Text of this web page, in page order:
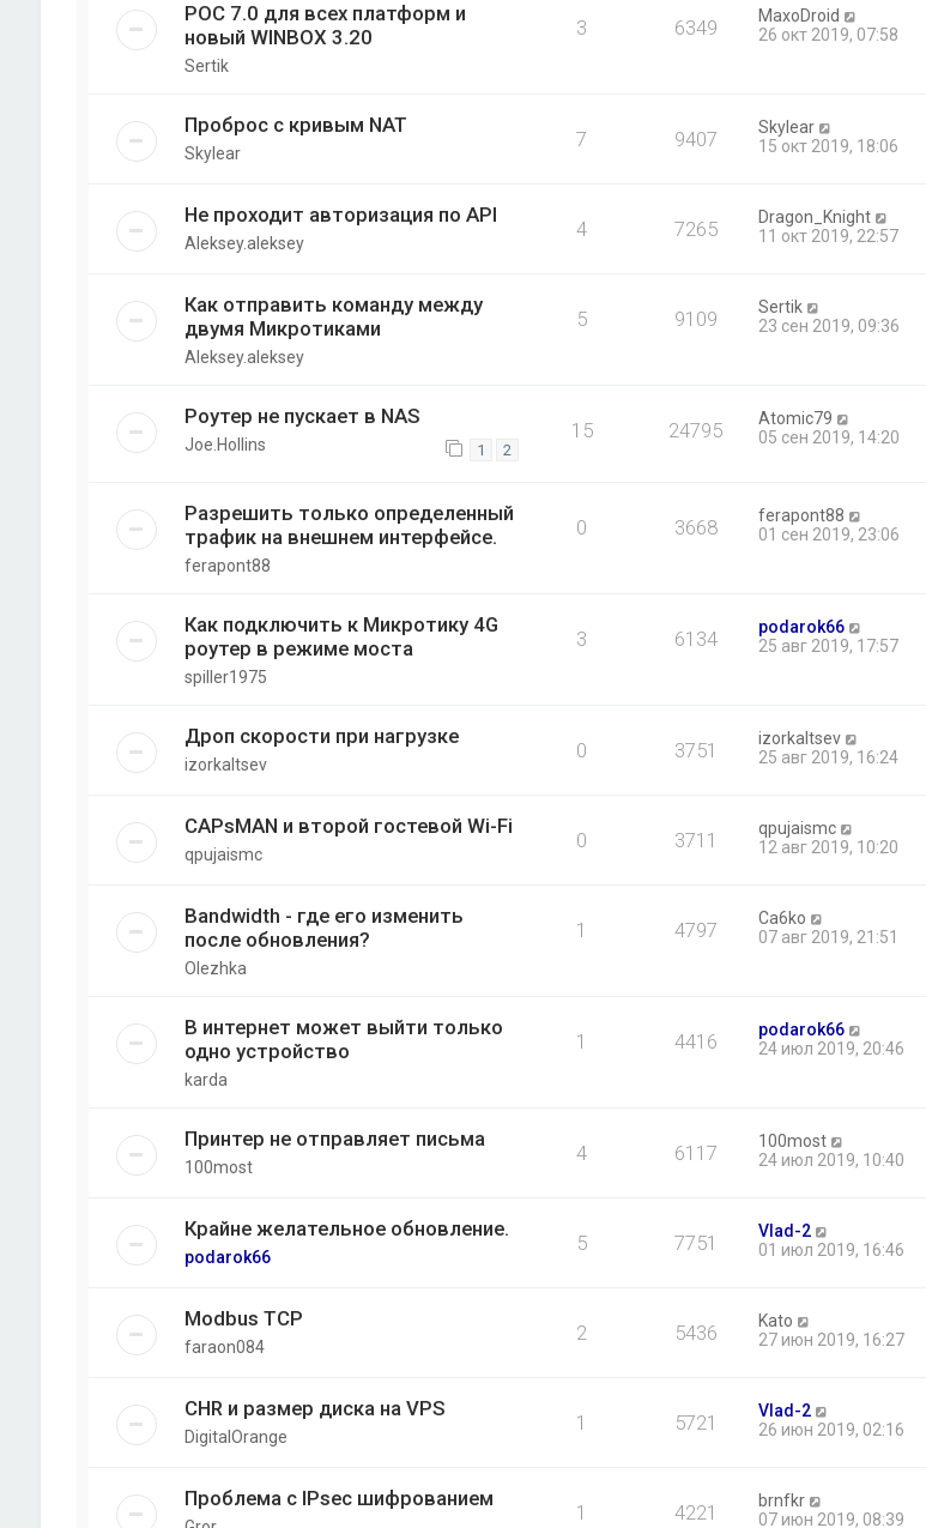
РОС 7.0 для всех платформ и
новый WINBOX 3.20
Sertik
3 6349
MaxoDroid
26 окт 2019, 07:58
Проброс с кривым NAT
Skylear
7 9407
Skylear
15 окт 2019, 18:06
Не проходит авторизация по API
Aleksey.aleksey
4 7265
Dragon_Knight
11 окт 2019, 22:57
Как отправить команду между
двумя Микротиками
Aleksey.aleksey
5 9109
Sertik
23 сен 2019, 09:36
Роутер не пускает в NAS
Joe.Hollins 1 2
15 24795
Atomic79
05 сен 2019, 14:20
Разрешить только определенный
трафик на внешнем интерфейсе.
ferapont88
0 3668
ferapont88
01 сен 2019, 23:06
Как подключить к Микротику 4G
роутер в режиме моста
spiller1975
3 6134
podarok66
25 авг 2019, 17:57
Дроп скорости при нагрузке
izorkaltsev
0 3751
izorkaltsev
25 авг 2019, 16:24
CAPsMAN и второй гостевой Wi-Fi
qpujaismc
0 3711
qpujaismc
12 авг 2019, 10:20
Bandwidth - где его изменить
после обновления?
Olezhka
1 4797
Ca6ko
07 авг 2019, 21:51
В интернет может выйти только
одно устройство
karda
1 4416
podarok66
24 июл 2019, 20:46
Принтер не отправляет письма
100most
4 6117
100most
24 июл 2019, 10:40
Крайне желательное обновление.
podarok66
5 7751
Vlad-2
01 июл 2019, 16:46
Modbus TCP
faraon084
2 5436
Kato
27 июн 2019, 16:27
CHR и размер диска на VPS
DigitalOrange
1 5721
Vlad-2
26 июн 2019, 02:16
Проблема с IPsec шифрованием
1 4221
brnfkr
07 июн 2019, 08:39